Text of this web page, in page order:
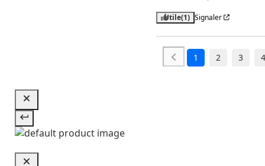
Utile(1) Signaler
1 2 3